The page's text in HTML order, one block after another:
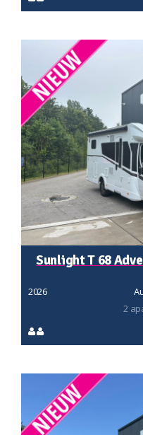
Sunlight T 68
2026
2